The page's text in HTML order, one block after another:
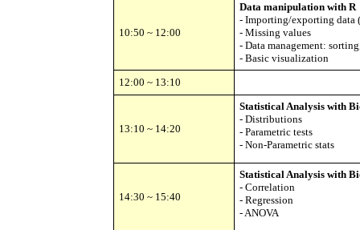
10:50 ~ 12:00
Data manipulation with R
- Importing/exporting data
- Missing values
- Data management:
- Basic visualization
12:00 ~ 13:10
13:10 ~ 14:20
Statistical Analysis with
- Distributions
- Parametric tests
- Non-Parametric stats
14:30 ~ 15:40
Statistical Analysis with
- Correlation
- Regression
- ANOVA